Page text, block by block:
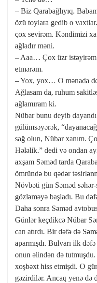
– Biz Qarabağlıyıq.
özü toylara gedib o
çox sevirəm. Kəndimizi
ağladır məni.
– Aaa… Çox üzr
etmərəm.
– Yox, yox… O mənada
Ağlasam da, ruhum
ağlamıram ki.
Nübar bunu deyib
gülümsəyərək,
sağ olun, Nübar xanım.
Hələlik.” dedi və ondan
axşam Səməd tarda
ömründə bu qədər
Növbəti gün Səməd səhər-
gözləməyə başladı. Bu
Daha sonra Səməd
Günlər keçdikcə Nübar
can atırdı. Bir dəfə də
aparmışdı. Bulvarı ilk
onun əlindən də tutmuşdu.
xoşbəxt hiss etmişdi. O
gəzirdilər. Ancaq yenə də